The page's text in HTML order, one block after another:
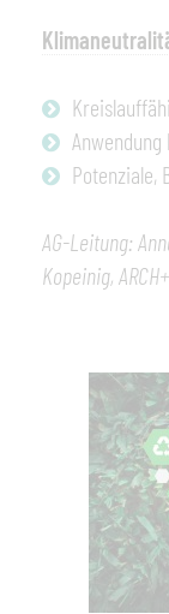
Potenziale,
AG-Leitung:
Kopeinig,